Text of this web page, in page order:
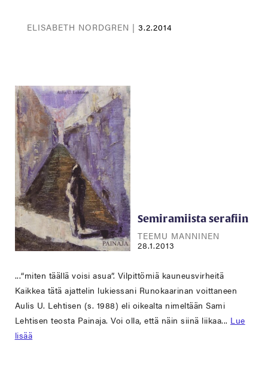
ELISABETH NORDGREN | 3.2.2014
Semiramiista serafiin
TEEMU MANNINEN
28.1.2013
...“miten täällä voisi asua”. Vilpittömiä kauneusvirheitä
Kaikkea tätä ajattelin lukiessani Runokaarinan voittaneen
Aulis U. Lehtisen (s. 1988) eli oikealta nimeltään Sami
Lehtisen teosta Painaja. Voi olla, että näin siinä liikaa... Lue
lisää